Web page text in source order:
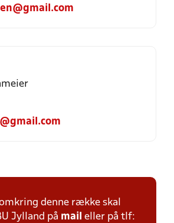
denne række skal
Jylland på mail eller på tlf: